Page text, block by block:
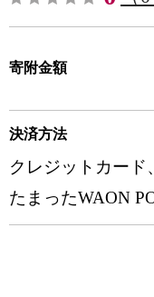
寄附金額
決済方法
クレジットカード
たまったWAON